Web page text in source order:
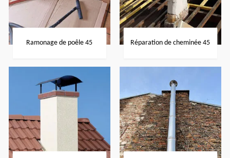
Ramonage de poêle 45 Réparation de cheminée 45